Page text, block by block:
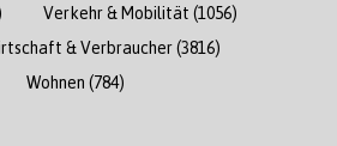
Verkehr & Mobilität (1056)
& Verbraucher(3816)
Wohnen (784)